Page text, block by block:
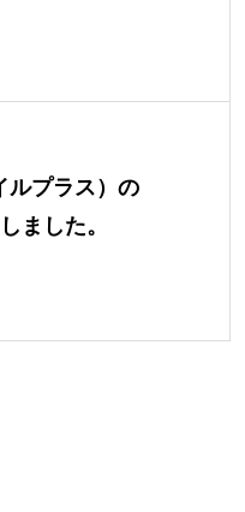
ルプラス）の
ました。